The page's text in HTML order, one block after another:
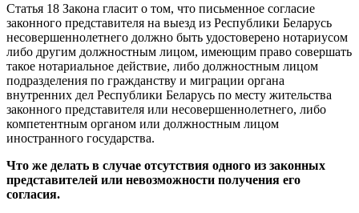
Статья 18 Закона гласит о том, что письменное согласие
законного представителя на выезд из Республики Беларусь
несовершеннолетнего должно быть удостоверено нотариусом
либо другим должностным лицом, имеющим право совершать
такое нотариальное действие, либо должностным лицом
подразделения по гражданству и миграции органа
внутренних дел Республики Беларусь по месту жительства
законного представителя или несовершеннолетнего, либо
компетентным органом или должностным лицом
иностранного государства.
Что же делать в случае отсутствия одного из законных
представителей или невозможности получения его
согласия.